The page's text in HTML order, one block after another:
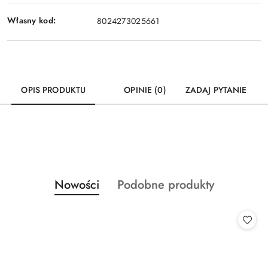
Własny kod: 8024273025661
OPIS PRODUKTU OPINIE (0) ZADAJ PYTANIE
Pomiń karuzelę produktów
Produkty
o
Nowości
Produkty
Podobne produkty